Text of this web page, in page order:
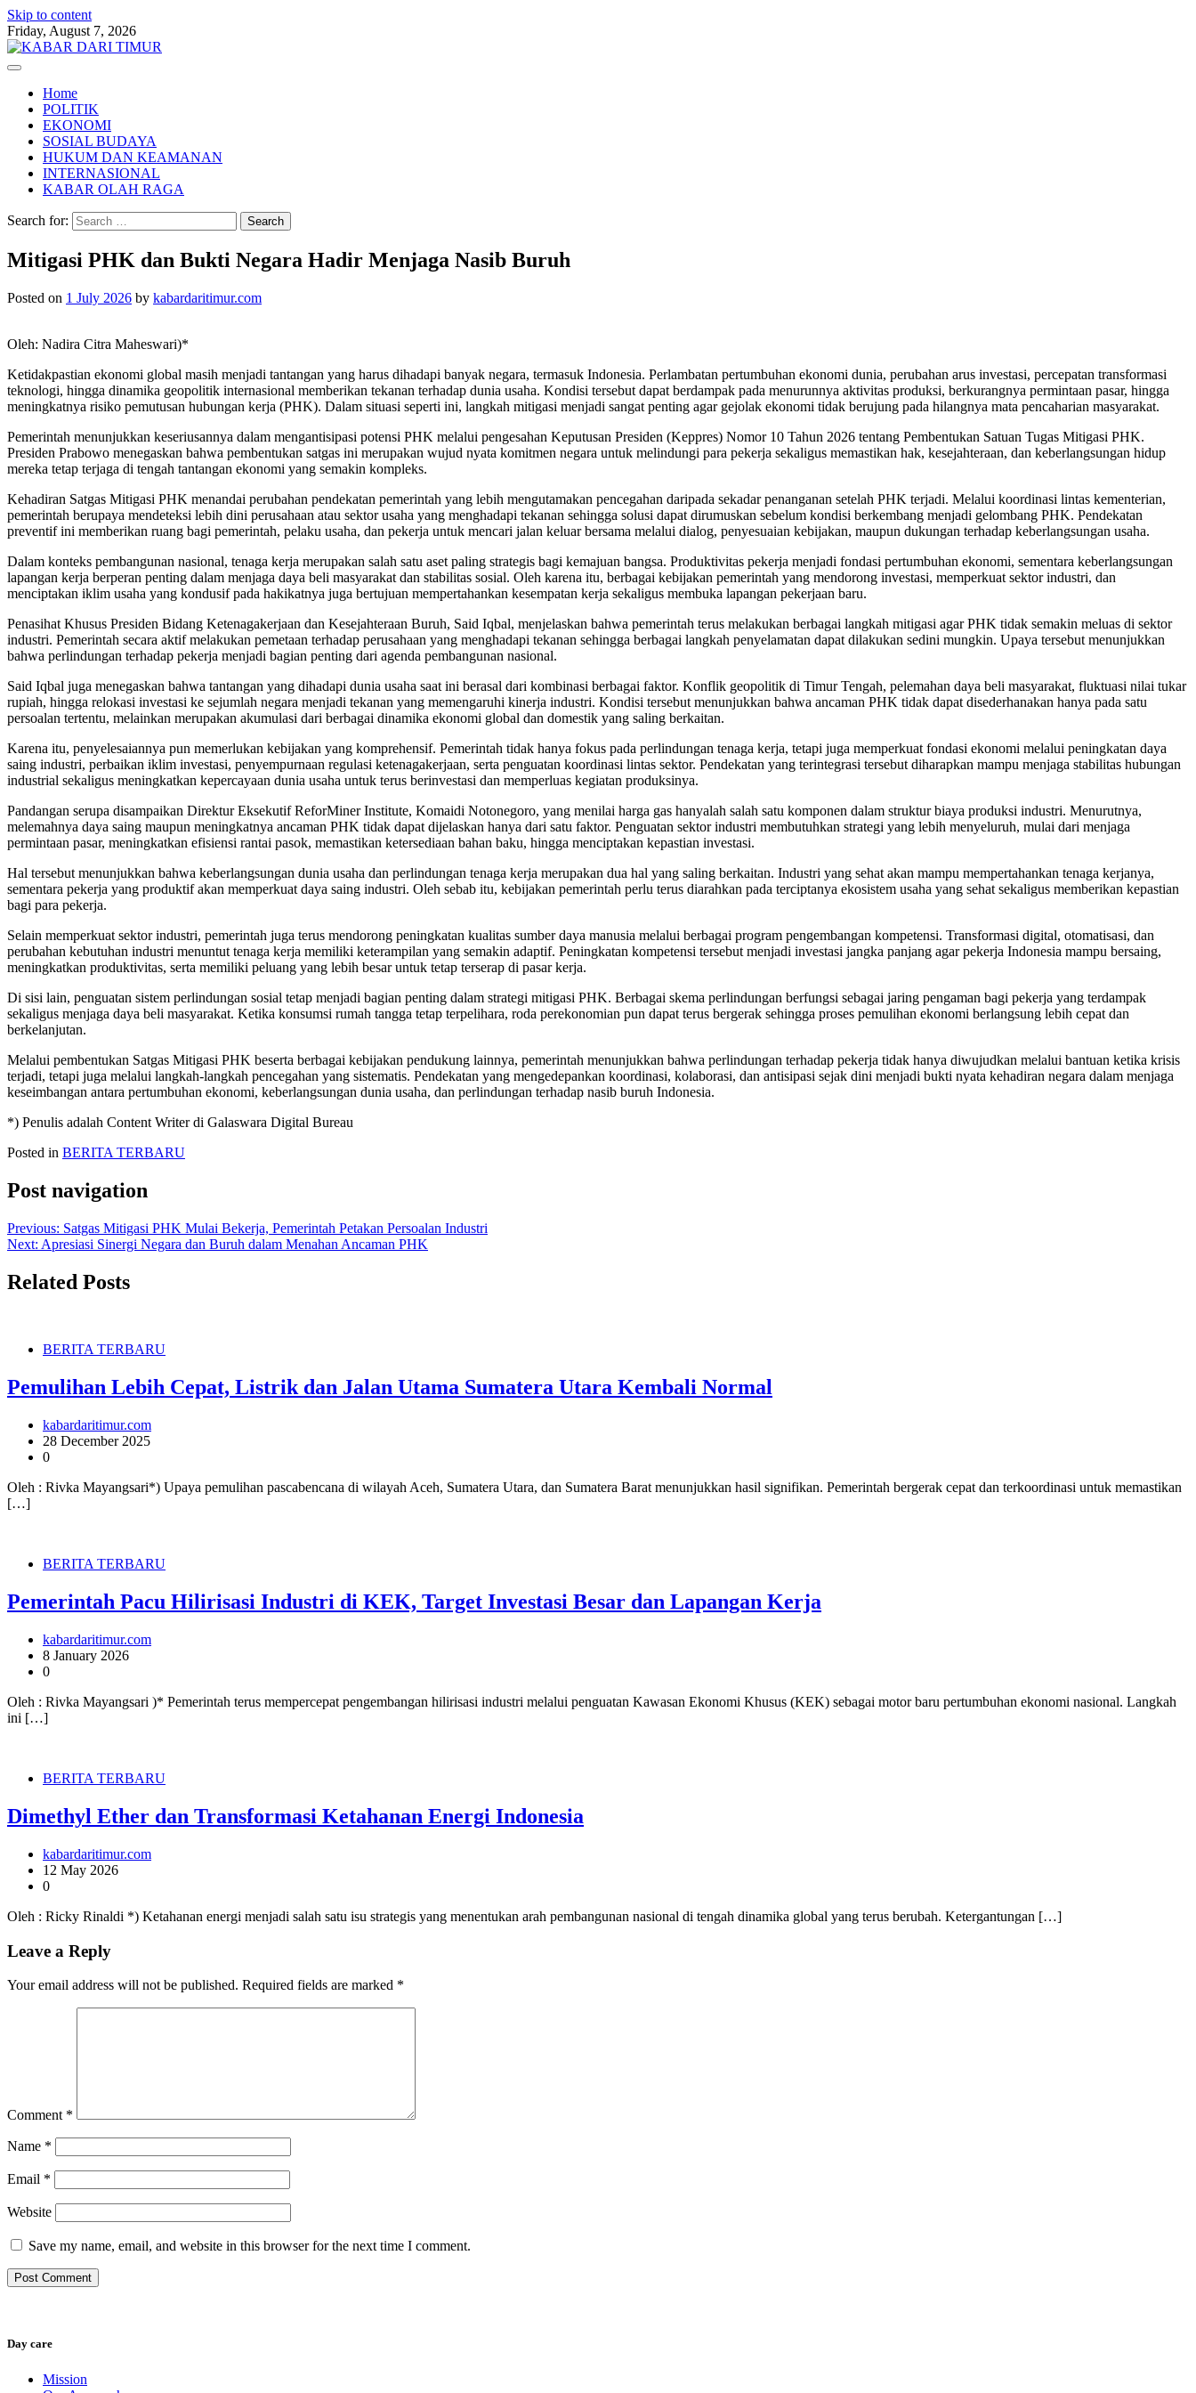
Skip to content
Friday, August 7, 2026
Home
POLITIK
EKONOMI
SOSIAL BUDAYA
HUKUM DAN KEAMANAN
INTERNASIONAL
KABAR OLAH RAGA
Search for:
Mitigasi PHK dan Bukti Negara Hadir Menjaga Nasib Buruh
Posted on 1 July 2026 by kabardaritimur.com
Oleh: Nadira Citra Maheswari)*
Ketidakpastian ekonomi global masih menjadi tantangan yang harus dihadapi banyak negara, termasuk Indonesia. Perlambatan pertumbuhan ekonomi dunia, perubahan arus investasi, percepatan transformasi
teknologi, hingga dinamika geopolitik internasional memberikan tekanan terhadap dunia usaha. Kondisi tersebut dapat berdampak pada menurunnya aktivitas produksi, berkurangnya permintaan pasar, hingga
meningkatnya risiko pemutusan hubungan kerja (PHK). Dalam situasi seperti ini, langkah mitigasi menjadi sangat penting agar gejolak ekonomi tidak berujung pada hilangnya mata pencaharian masyarakat.
Pemerintah menunjukkan keseriusannya dalam mengantisipasi potensi PHK melalui pengesahan Keputusan Presiden (Keppres) Nomor 10 Tahun 2026 tentang Pembentukan Satuan Tugas Mitigasi PHK.
Presiden Prabowo menegaskan bahwa pembentukan satgas ini merupakan wujud nyata komitmen negara untuk melindungi para pekerja sekaligus memastikan hak, kesejahteraan, dan keberlangsungan hidup
mereka tetap terjaga di tengah tantangan ekonomi yang semakin kompleks.
Kehadiran Satgas Mitigasi PHK menandai perubahan pendekatan pemerintah yang lebih mengutamakan pencegahan daripada sekadar penanganan setelah PHK terjadi. Melalui koordinasi lintas kementerian,
pemerintah berupaya mendeteksi lebih dini perusahaan atau sektor usaha yang menghadapi tekanan sehingga solusi dapat dirumuskan sebelum kondisi berkembang menjadi gelombang PHK. Pendekatan
preventif ini memberikan ruang bagi pemerintah, pelaku usaha, dan pekerja untuk mencari jalan keluar bersama melalui dialog, penyesuaian kebijakan, maupun dukungan terhadap keberlangsungan usaha.
Dalam konteks pembangunan nasional, tenaga kerja merupakan salah satu aset paling strategis bagi kemajuan bangsa. Produktivitas pekerja menjadi fondasi pertumbuhan ekonomi, sementara keberlangsungan
lapangan kerja berperan penting dalam menjaga daya beli masyarakat dan stabilitas sosial. Oleh karena itu, berbagai kebijakan pemerintah yang mendorong investasi, memperkuat sektor industri, dan
menciptakan iklim usaha yang kondusif pada hakikatnya juga bertujuan mempertahankan kesempatan kerja sekaligus membuka lapangan pekerjaan baru.
Penasihat Khusus Presiden Bidang Ketenagakerjaan dan Kesejahteraan Buruh, Said Iqbal, menjelaskan bahwa pemerintah terus melakukan berbagai langkah mitigasi agar PHK tidak semakin meluas di sektor
industri. Pemerintah secara aktif melakukan pemetaan terhadap perusahaan yang menghadapi tekanan sehingga berbagai langkah penyelamatan dapat dilakukan sedini mungkin. Upaya tersebut menunjukkan
bahwa perlindungan terhadap pekerja menjadi bagian penting dari agenda pembangunan nasional.
Said Iqbal juga menegaskan bahwa tantangan yang dihadapi dunia usaha saat ini berasal dari kombinasi berbagai faktor. Konflik geopolitik di Timur Tengah, pelemahan daya beli masyarakat, fluktuasi nilai tukar
rupiah, hingga relokasi investasi ke sejumlah negara menjadi tekanan yang memengaruhi kinerja industri. Kondisi tersebut menunjukkan bahwa ancaman PHK tidak dapat disederhanakan hanya pada satu
persoalan tertentu, melainkan merupakan akumulasi dari berbagai dinamika ekonomi global dan domestik yang saling berkaitan.
Karena itu, penyelesaiannya pun memerlukan kebijakan yang komprehensif. Pemerintah tidak hanya fokus pada perlindungan tenaga kerja, tetapi juga memperkuat fondasi ekonomi melalui peningkatan daya
saing industri, perbaikan iklim investasi, penyempurnaan regulasi ketenagakerjaan, serta penguatan koordinasi lintas sektor. Pendekatan yang terintegrasi tersebut diharapkan mampu menjaga stabilitas hubungan
industrial sekaligus meningkatkan kepercayaan dunia usaha untuk terus berinvestasi dan memperluas kegiatan produksinya.
Pandangan serupa disampaikan Direktur Eksekutif ReforMiner Institute, Komaidi Notonegoro, yang menilai harga gas hanyalah salah satu komponen dalam struktur biaya produksi industri. Menurutnya,
melemahnya daya saing maupun meningkatnya ancaman PHK tidak dapat dijelaskan hanya dari satu faktor. Penguatan sektor industri membutuhkan strategi yang lebih menyeluruh, mulai dari menjaga
permintaan pasar, meningkatkan efisiensi rantai pasok, memastikan ketersediaan bahan baku, hingga menciptakan kepastian investasi.
Hal tersebut menunjukkan bahwa keberlangsungan dunia usaha dan perlindungan tenaga kerja merupakan dua hal yang saling berkaitan. Industri yang sehat akan mampu mempertahankan tenaga kerjanya,
sementara pekerja yang produktif akan memperkuat daya saing industri. Oleh sebab itu, kebijakan pemerintah perlu terus diarahkan pada terciptanya ekosistem usaha yang sehat sekaligus memberikan kepastian
bagi para pekerja.
Selain memperkuat sektor industri, pemerintah juga terus mendorong peningkatan kualitas sumber daya manusia melalui berbagai program pengembangan kompetensi. Transformasi digital, otomatisasi, dan
perubahan kebutuhan industri menuntut tenaga kerja memiliki keterampilan yang semakin adaptif. Peningkatan kompetensi tersebut menjadi investasi jangka panjang agar pekerja Indonesia mampu bersaing,
meningkatkan produktivitas, serta memiliki peluang yang lebih besar untuk tetap terserap di pasar kerja.
Di sisi lain, penguatan sistem perlindungan sosial tetap menjadi bagian penting dalam strategi mitigasi PHK. Berbagai skema perlindungan berfungsi sebagai jaring pengaman bagi pekerja yang terdampak
sekaligus menjaga daya beli masyarakat. Ketika konsumsi rumah tangga tetap terpelihara, roda perekonomian pun dapat terus bergerak sehingga proses pemulihan ekonomi berlangsung lebih cepat dan
berkelanjutan.
Melalui pembentukan Satgas Mitigasi PHK beserta berbagai kebijakan pendukung lainnya, pemerintah menunjukkan bahwa perlindungan terhadap pekerja tidak hanya diwujudkan melalui bantuan ketika krisis
terjadi, tetapi juga melalui langkah-langkah pencegahan yang sistematis. Pendekatan yang mengedepankan koordinasi, kolaborasi, dan antisipasi sejak dini menjadi bukti nyata kehadiran negara dalam menjaga
keseimbangan antara pertumbuhan ekonomi, keberlangsungan dunia usaha, dan perlindungan terhadap nasib buruh Indonesia.
*) Penulis adalah Content Writer di Galaswara Digital Bureau
Posted in BERITA TERBARU
Post navigation
Previous: Satgas Mitigasi PHK Mulai Bekerja, Pemerintah Petakan Persoalan Industri
Next: Apresiasi Sinergi Negara dan Buruh dalam Menahan Ancaman PHK
Related Posts
BERITA TERBARU
Pemulihan Lebih Cepat, Listrik dan Jalan Utama Sumatera Utara Kembali Normal
kabardaritimur.com
28 December 2025
0
Oleh : Rivka Mayangsari*) Upaya pemulihan pascabencana di wilayah Aceh, Sumatera Utara, dan Sumatera Barat menunjukkan hasil signifikan. Pemerintah bergerak cepat dan terkoordinasi untuk memastikan
[…]
BERITA TERBARU
Pemerintah Pacu Hilirisasi Industri di KEK, Target Investasi Besar dan Lapangan Kerja
kabardaritimur.com
8 January 2026
0
Oleh : Rivka Mayangsari )* Pemerintah terus mempercepat pengembangan hilirisasi industri melalui penguatan Kawasan Ekonomi Khusus (KEK) sebagai motor baru pertumbuhan ekonomi nasional. Langkah
ini […]
BERITA TERBARU
Dimethyl Ether dan Transformasi Ketahanan Energi Indonesia
kabardaritimur.com
12 May 2026
0
Oleh : Ricky Rinaldi *) Ketahanan energi menjadi salah satu isu strategis yang menentukan arah pembangunan nasional di tengah dinamika global yang terus berubah. Ketergantungan […]
Leave a Reply
Your email address will not be published. Required fields are marked *
Comment *
Name *
Email *
Website
Save my name, email, and website in this browser for the next time I comment.
Day care
Mission